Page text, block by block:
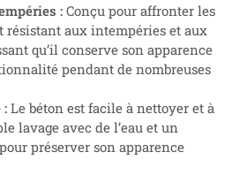
: Conçu pour affronter les
résistant aux intempéries et aux
qu’il conserve son apparence
pendant de nombreuses
: Le béton est facile à nettoyer et à
lavage avec de l’eau et un
préserver son apparence